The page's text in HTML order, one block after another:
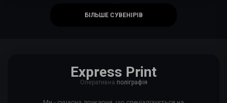
БІЛЬШЕ СУВЕНІРІВ
Express Print
Оперативна поліграфія